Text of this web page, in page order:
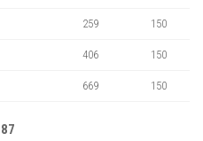
259 150
406 150
669 150
87